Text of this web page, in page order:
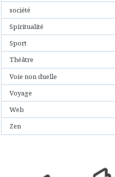
société
Spiritualité
Sport
Théâtre
Voie non duelle
Voyage
Web
Zen